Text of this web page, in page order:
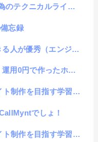
ルライティング入門講座
忘録
エンジニア的思考改善講座）
作ったホームページの話
#7 「中級編 : CSSのセレクタ」
でしょ！
「中級編 : HTMLのタグの深掘り」